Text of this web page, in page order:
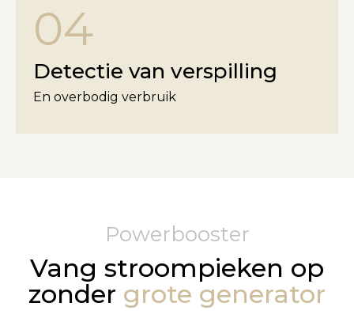
04
Detectie van verspilling
En overbodig verbruik
Powerbooster
Vang stroompieken op
zonder grote generator